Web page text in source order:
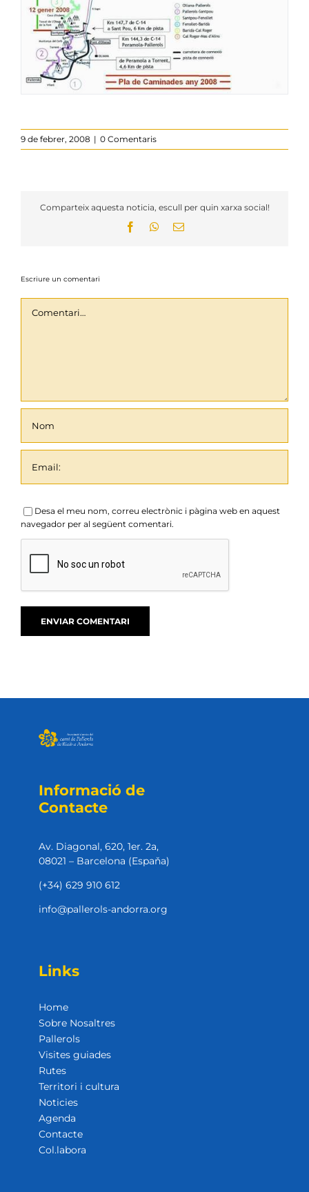
9 de febrer, 2008 | 0 Comentaris
Comparteix aquesta noticia, escull per quin xarxa social!
FacebookWhatsApp
Email:
Escriure un comentari
Desa el meu nom, correu electrònic i pàgina web en aquest
navegador per al següent comentari.
Informació de
Contacte
Av. Diagonal, 620, 1er. 2a,
08021 – Barcelona (Espaňa)
(+34) 629 910 612
info@pallerols-andorra.org
Links
Home
Sobre Nosaltres
Pallerols
Visites guiades
Rutes
Territori i cultura
Noticies
Agenda
Contacte
Col.labora